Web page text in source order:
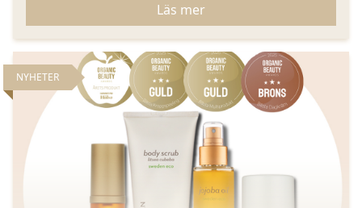
Läs mer
NYHETER